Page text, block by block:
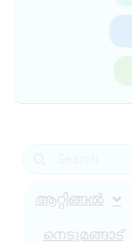
ആറ്റിങ്ങൽ
നെടുമങ്ങാട്